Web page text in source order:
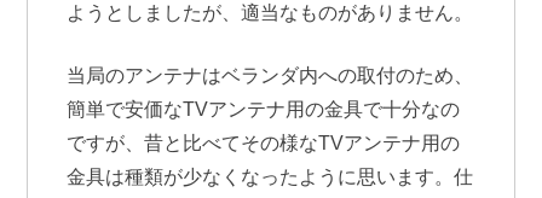
ようとしましたが、適当なものがありません。
当局のアンテナはベランダ内への取付のため、
簡単で安価なTVアンテナ用の金具で十分なの
ですが、昔と比べてその様なTVアンテナ用の
金具は種類が少なくなったように思います。仕